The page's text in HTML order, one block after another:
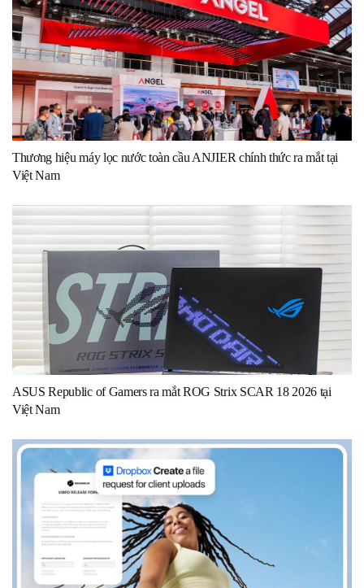
Thương hiệu máy lọc nước toàn cầu ANJIER chính thức ra mắt tại
Việt Nam
ASUS Republic of Gamers ra mắt ROG Strix SCAR 18 2026 tại
Việt Nam